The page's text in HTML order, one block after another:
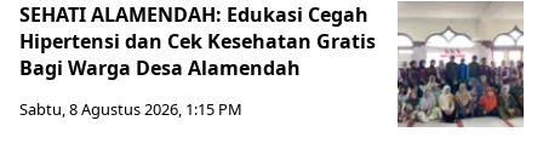
SEHATI ALAMENDAH: Edukasi Cegah
Hipertensi dan Cek Kesehatan Gratis
Bagi Warga Desa Alamendah
Sabtu, 8 Agustus 2026, 1:15 PM